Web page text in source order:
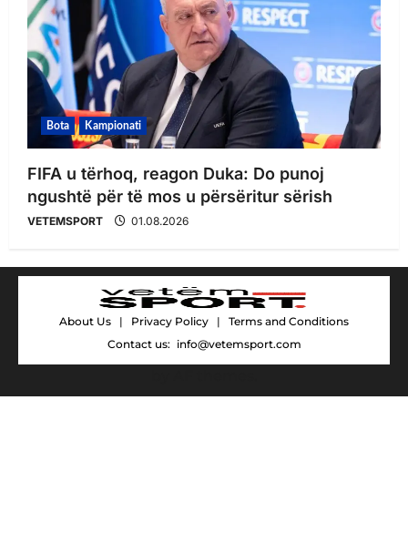
Bota Kampionati
FIFA u tërhoq, reagon Duka: Do punoj
ngushtë për të mos u përsëritur sërish
VETEMSPORT 01.08.2026
About Us | Privacy Policy |
Terms and Conditions
Contact us: info@vetemsport.com